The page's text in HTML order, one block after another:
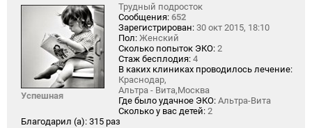
Успешная
Трудный подросток
Сообщения: 652
Зарегистрирован: 30 окт 2015, 18:10
Пол: Женский
Сколько попыток ЭКО: 2
Стаж бесплодия: 4
В каких клиниках проводилось лечение:
Краснодар,
Альтра - Вита,Москва
Где было удачное ЭКО: Альтра-Вита
Сколько у вас детей: 2
Благодарил (а): 315 раз